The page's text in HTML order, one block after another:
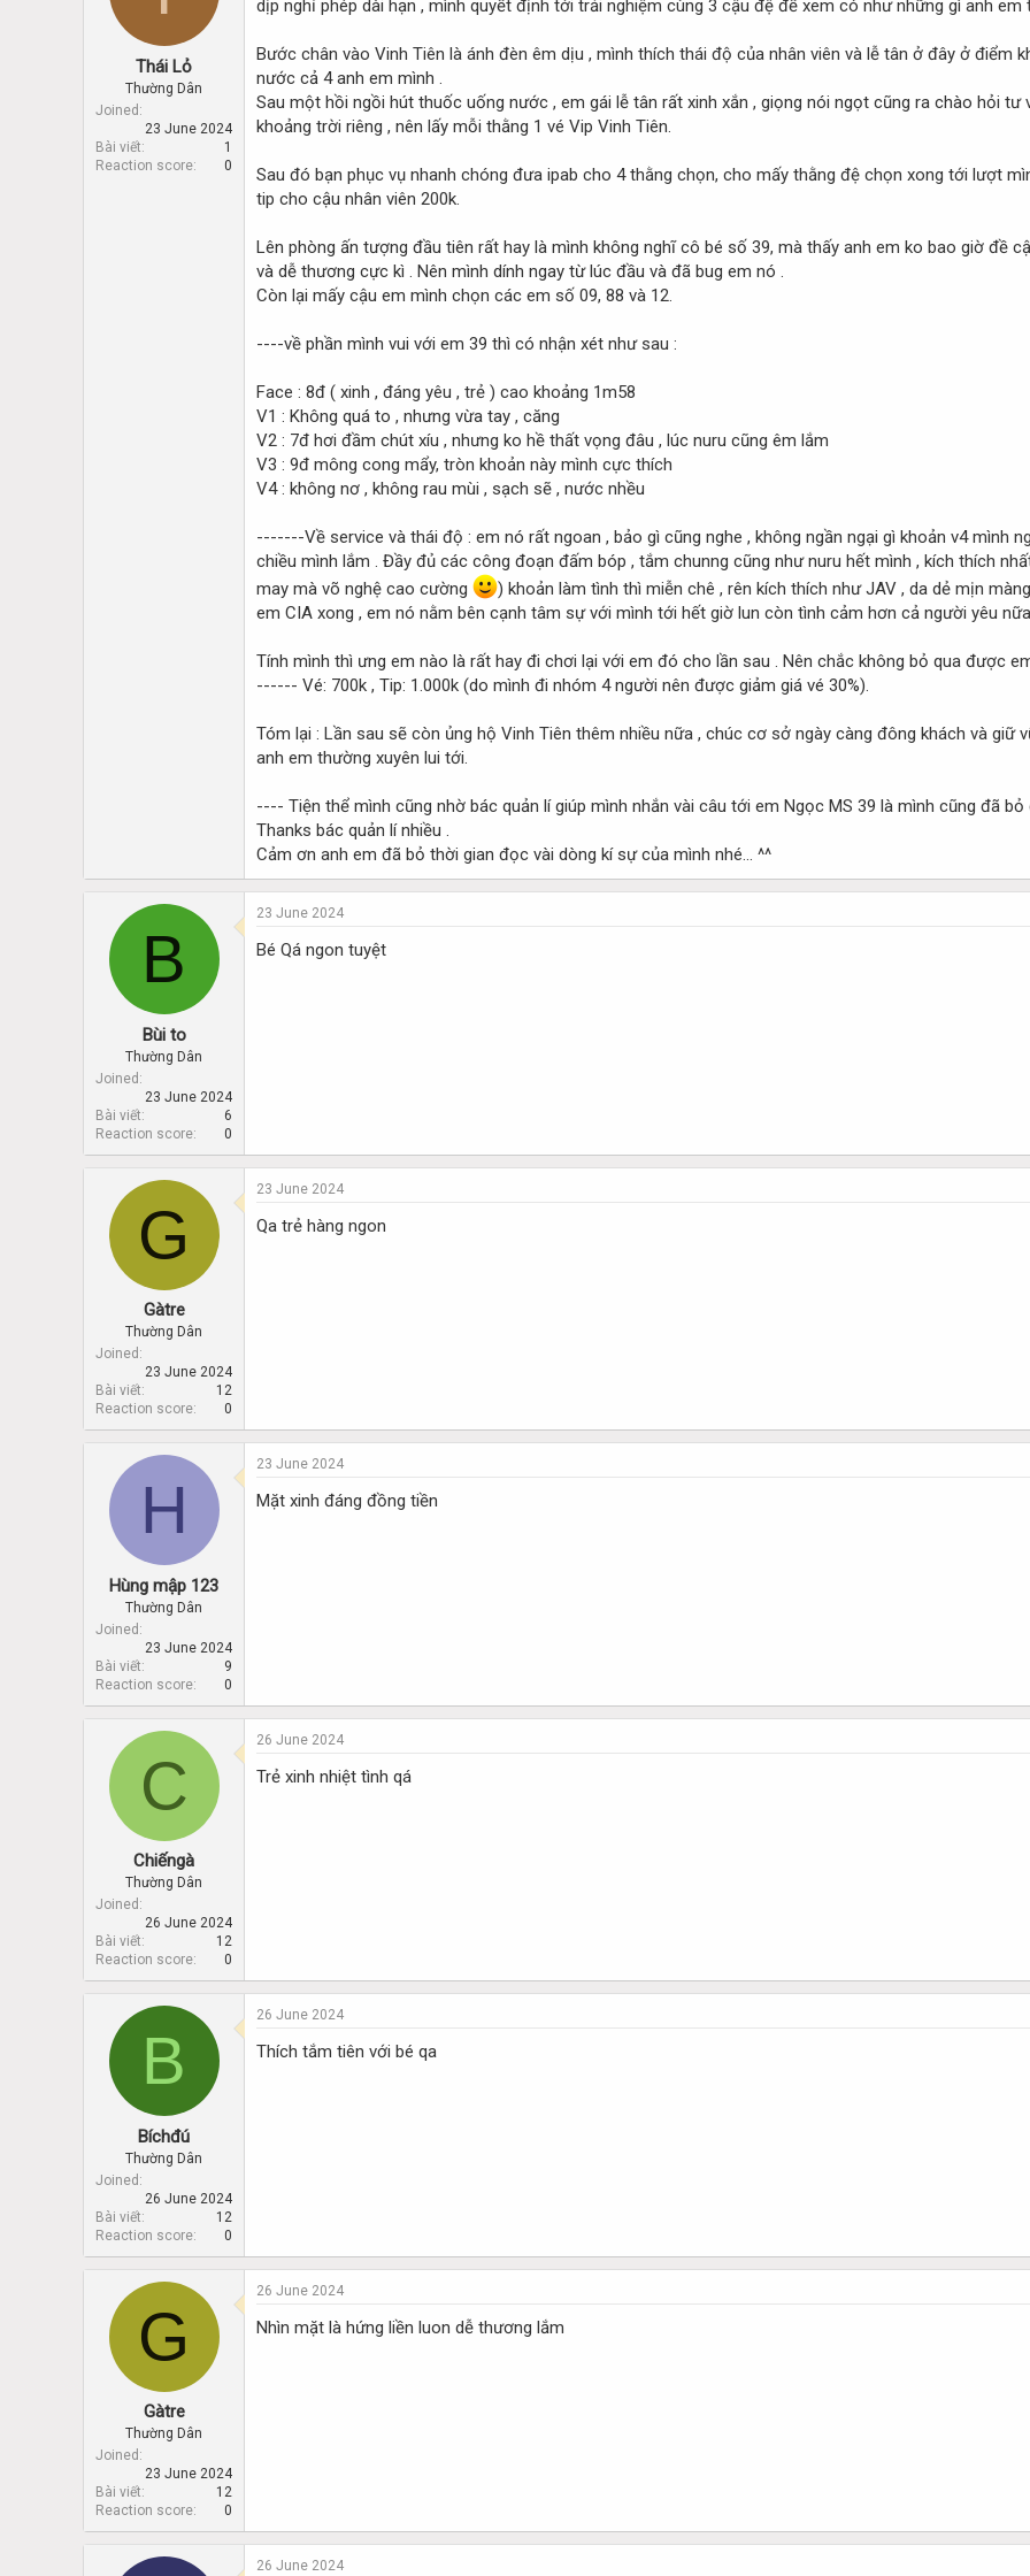
t
r
t
e
Thái Lỏ
Thường Dân
Joined
23 June 2024
Bài viết
1
Reaction score
0
dịp nghỉ phép dài hạn , mình quyết định tới trải nghiệm cùng 3 cậu đệ để xem có như những gì anh em
Bước chân vào Vinh Tiên là ánh đèn êm dịu , mình thích thái độ của nhân viên và lễ tân ở đây ở điểm
nước cả 4 anh em mình .
Sau một hồi ngồi hút thuốc uống nước , em gái lễ tân rất xinh xắn , giọng nói ngọt cũng ra chào hỏi
khoảng trời riêng , nên lấy mỗi thằng 1 vé Vip Vinh Tiên.
Sau đó bạn phục vụ nhanh chóng đưa ipab cho 4 thằng chọn, cho mấy thằng đệ chọn xong tới lượt
tip cho cậu nhân viên 200k.
Lên phòng ấn tượng đầu tiên rất hay là mình không nghĩ cô bé số 39, mà thấy anh em ko bao giờ đề
và dễ thương cực kì . Nên mình dính ngay từ lúc đầu và đã bug em nó .
Còn lại mấy cậu em mình chọn các em số 09, 88 và 12.
----về phần mình vui với em 39 thì có nhận xét như sau :
Face : 8đ ( xinh , đáng yêu , trẻ ) cao khoảng 1m58
V1 : Không quá to , nhưng vừa tay , căng
V2 : 7đ hơi đầm chút xíu , nhưng ko hề thất vọng đâu , lúc nuru cũng êm lắm
V3 : 9đ mông cong mẩy, tròn khoản này mình cực thích
V4 : không nơ , không rau mùi , sạch sẽ , nước nhều
-------Về service và thái độ : em nó rất ngoan , bảo gì cũng nghe , không ngần ngại gì khoản v4 mình
chiều mình lắm . Đầy đủ các công đoạn đấm bóp , tắm chunng cũng như nuru hết mình , kích thích
may mà võ nghệ cao cường
) khoản làm tình thì miễn chê , rên kích thích như JAV , da dẻ mịn
em CIA xong , em nó nằm bên cạnh tâm sự với mình tới hết giờ lun còn tình cảm hơn cả người yêu
Tính mình thì ưng em nào là rất hay đi chơi lại với em đó cho lần sau . Nên chắc không bỏ qua được
------ Vé: 700k , Tip: 1.000k (do mình đi nhóm 4 người nên được giảm giá vé 30%).
Tóm lại : Lần sau sẽ còn ủng hộ Vinh Tiên thêm nhiều nữa , chúc cơ sở ngày càng đông khách và giữ
anh em thường xuyên lui tới.
---- Tiện thể mình cũng nhờ bác quản lí giúp mình nhắn vài câu tới em Ngọc MS 39 là mình cũng đã
Thanks bác quản lí nhiều .
Cảm ơn anh em đã bỏ thời gian đọc vài dòng kí sự của mình nhé... ^^
B
Bùi to
Thường Dân
Joined
23 June 2024
Bài viết
6
Reaction score
0
23 June 2024
Bé Qá ngon tuyệt
G
Gàtre
Thường Dân
Joined
23 June 2024
Bài viết
12
Reaction score
0
23 June 2024
Qa trẻ hàng ngon
H
Hùng mập 123
Thường Dân
Joined
23 June 2024
Bài viết
9
Reaction score
0
23 June 2024
Mặt xinh đáng đồng tiền
C
Chiếngà
Thường Dân
Joined
26 June 2024
Bài viết
12
Reaction score
0
26 June 2024
Trẻ xinh nhiệt tình qá
B
Bíchđú
Thường Dân
Joined
26 June 2024
Bài viết
12
Reaction score
0
26 June 2024
Thích tắm tiên với bé qa
G
Gàtre
Thường Dân
Joined
23 June 2024
Bài viết
12
Reaction score
0
26 June 2024
Nhìn mặt là hứng liền luon dễ thương lắm
26 June 2024